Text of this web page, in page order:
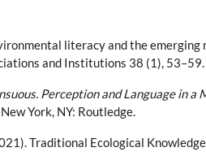
literacy and the
and Institutions 38 (1), 53–59.
Perception and Language in
York, NY: Routledge.
Traditional Ecological